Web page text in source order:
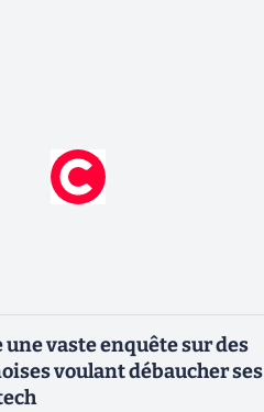
vaste enquête sur des
voulant débaucher ses